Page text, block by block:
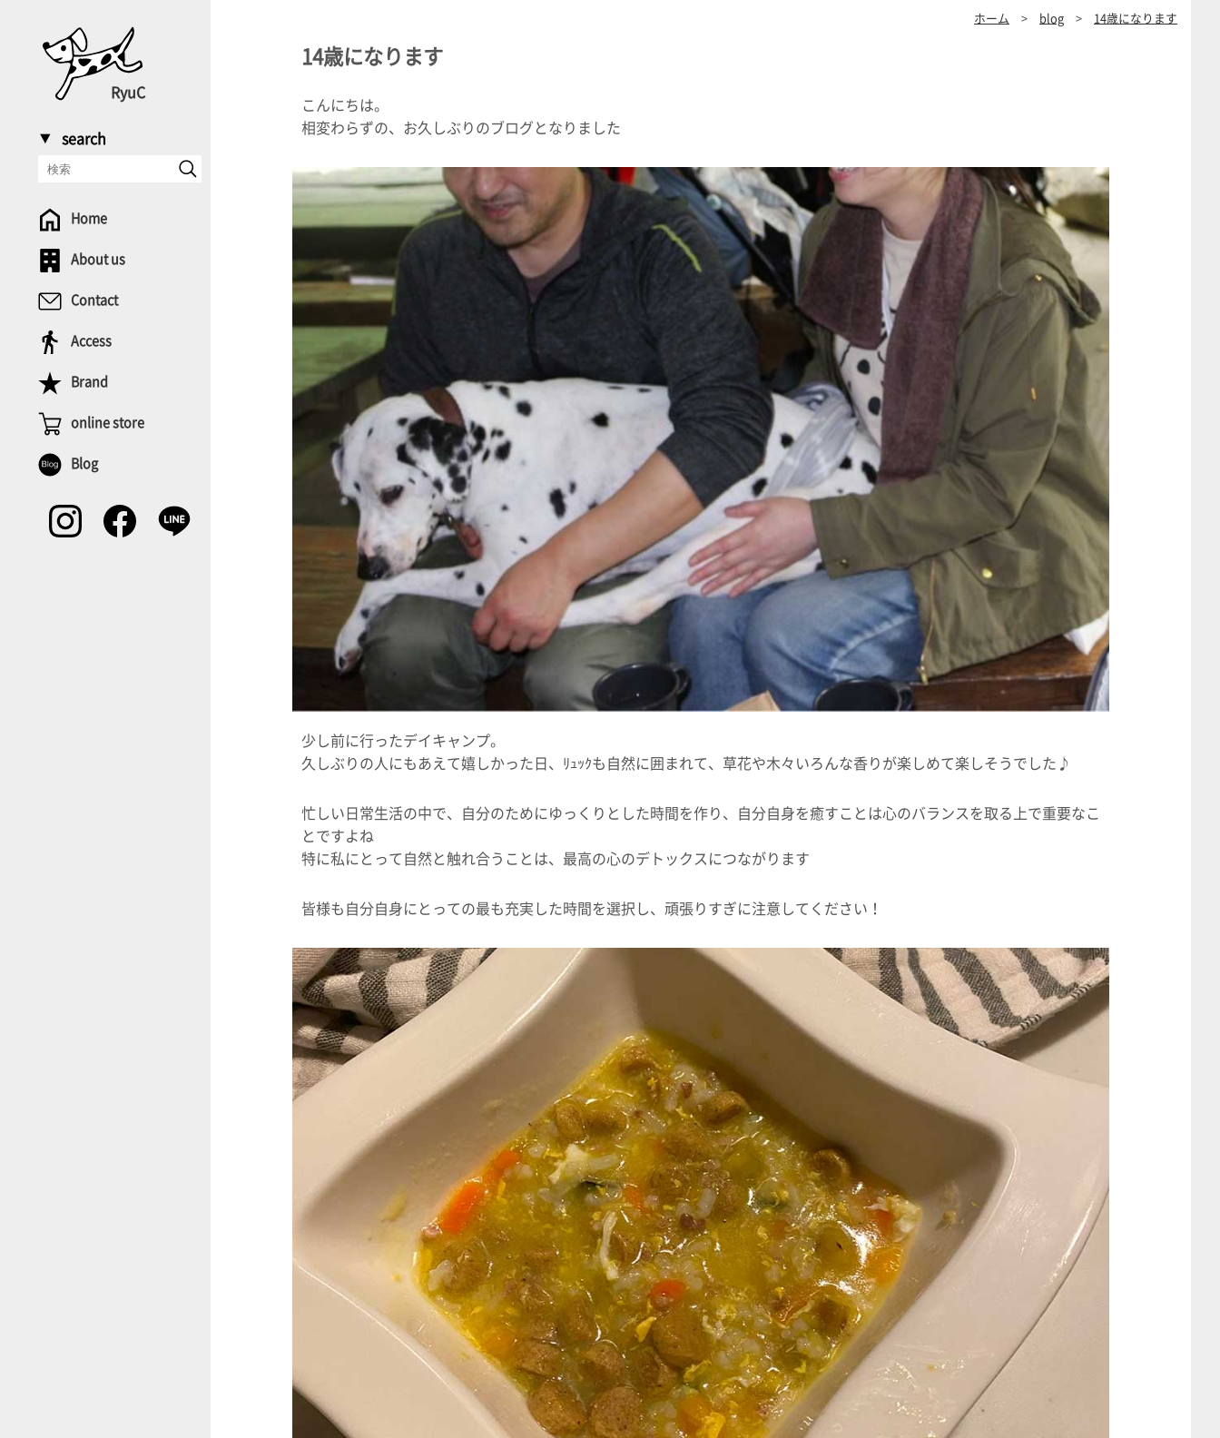
RyuC
search
Home
About us
Contact
Access
Brand
online store
Blog
ホーム > blog > 14歳になります
14歳になります
こんにちは。
相変わらずの、お久しぶりのブログとなりました
少し前に行ったデイキャンプ。
久しぶりの人にもあえて嬉しかった日、ﾘｭｯｸも自然に囲まれて、草花や木々いろんな香りが楽しめて楽しそうでした♪
忙しい日常生活の中で、自分のためにゆっくりとした時間を作り、自分自身を癒すことは心のバランスを取る上で重要なこ
とですよね
特に私にとって自然と触れ合うことは、最高の心のデトックスにつながります
皆様も自分自身にとっての最も充実した時間を選択し、頑張りすぎに注意してください！